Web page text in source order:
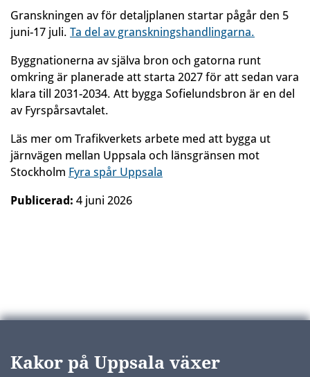
Granskningen av för detaljplanen startar pågår den 5
juni-17 juli. Ta del av granskningshandlingarna.
Byggnationerna av själva bron och gatorna runt
omkring är planerade att starta 2027 för att sedan vara
klara till 2031-2034. Att bygga Sofielundsbron är en del
av Fyrspårsavtalet.
Läs mer om Trafikverkets arbete med att bygga ut
järnvägen mellan Uppsala och länsgränsen mot
Stockholm Fyra spår Uppsala
Publicerad: 4 juni 2026
Kakor på Uppsala växer